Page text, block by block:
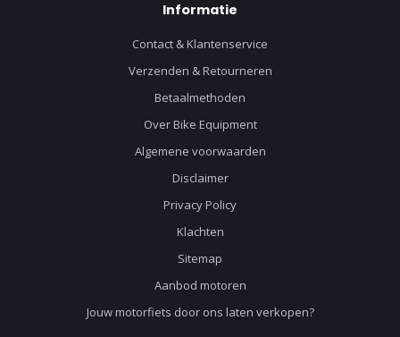
Informatie
Contact & Klantenservice
Verzenden & Retourneren
Betaalmethoden
Over Bike Equipment
Algemene voorwaarden
Disclaimer
Privacy Policy
Klachten
Sitemap
Aanbod motoren
Jouw motorfiets door ons laten verkopen?